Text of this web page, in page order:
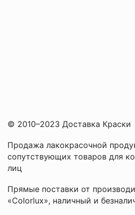
© 2010–2023 Доставка Краски
Продажа лакокрасочной
сопутствующих товаров для
лиц
Прямые поставки от
«Colorlux», наличный и